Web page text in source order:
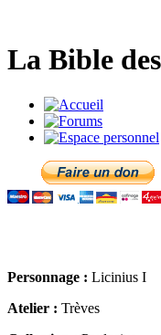
La Bible
Personnage : Licinius I
Atelier : Trèves